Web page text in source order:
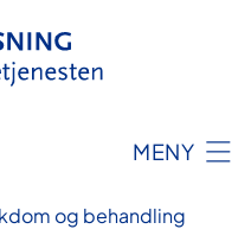
MENY
og behandling